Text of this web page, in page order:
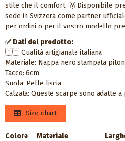
stile che il comfort. 🥇 Disponibile
sede in Svizzera come partner
per ordini o per il vostro modello
✅ Dati del prodotto:
🇮🇹 Qualità artigianale italiana
Materiale: Nappa nero stampata
Tacco: 6cm
Suola: Pelle liscia
Calzata: Queste scarpe sono adatte a
Size chart
Colore
Materiale